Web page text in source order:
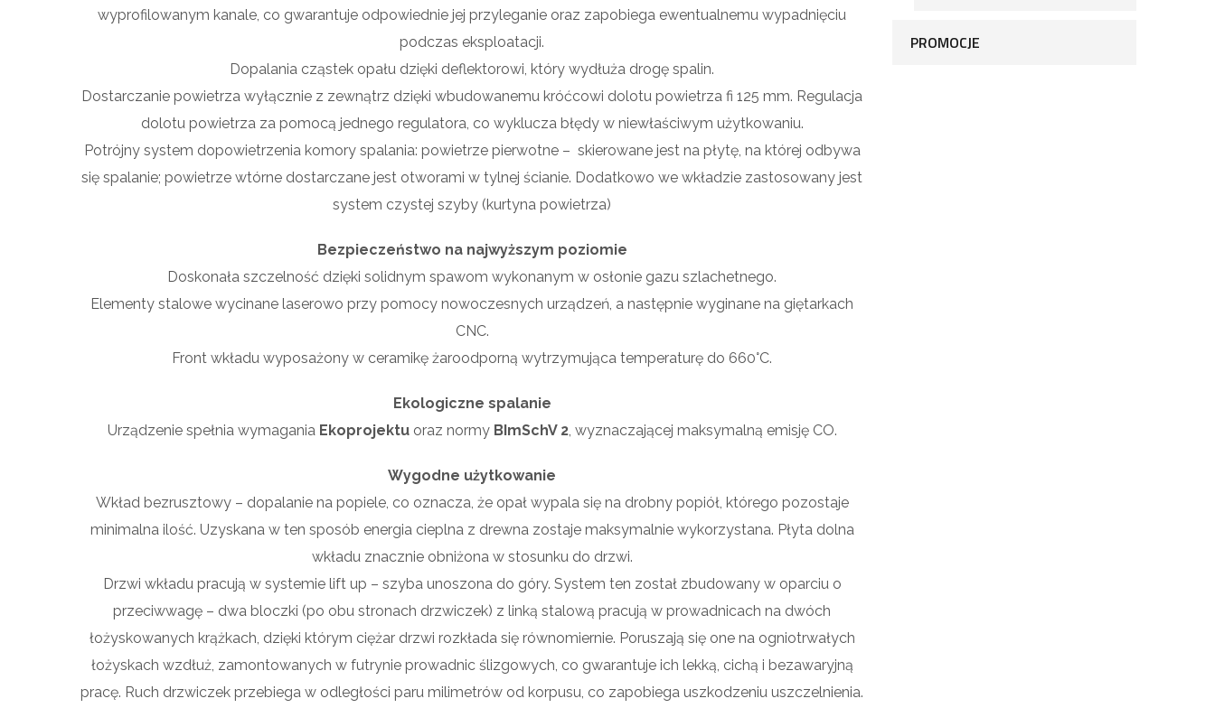
wyprofilowanym kanale, co gwarantuje odpowiednie jej przyleganie oraz zapobiega ewentualnemu wypadnięciu
podczas eksploatacji.
Dopalania cząstek opału dzięki deflektorowi, który wydłuża drogę spalin.
Dostarczanie powietrza wyłącznie z zewnątrz dzięki wbudowanemu króćcowi dolotu powietrza fi 125 mm. Regulacja
dolotu powietrza za pomocą jednego regulatora, co wyklucza błędy w niewłaściwym użytkowaniu.
Potrójny system dopowietrzenia komory spalania: powietrze pierwotne – skierowane jest na płytę, na której odbywa
się spalanie; powietrze wtórne dostarczane jest otworami w tylnej ścianie. Dodatkowo we wkładzie zastosowany jest
system czystej szyby (kurtyna powietrza)
Bezpieczeństwo na najwyższym poziomie
Doskonała szczelność dzięki solidnym spawom wykonanym w osłonie gazu szlachetnego.
Elementy stalowe wycinane laserowo przy pomocy nowoczesnych urządzeń, a następnie wyginane na giętarkach
CNC.
Front wkładu wyposażony w ceramikę żaroodporną wytrzymująca temperaturę do 660°C.
Ekologiczne spalanie
Urządzenie spełnia wymagania Ekoprojektuoraz normy BImSchV 2, wyznaczającej maksymalną emisję CO.
Wygodne użytkowanie
Wkład bezrusztowy – dopalanie na popiele, co oznacza, że opał wypala się na drobny popiół, którego pozostaje
minimalna ilość. Uzyskana w ten sposób energia cieplna z drewna zostaje maksymalnie wykorzystana. Płyta dolna
wkładu znacznie obniżona w stosunku do drzwi.
Drzwi wkładu pracują w systemie lift up – szyba unoszona do góry. System ten został zbudowany w oparciu o
przeciwwagę – dwa bloczki (po obu stronach drzwiczek) z linką stalową pracują w prowadnicach na dwóch
łożyskowanych krążkach, dzięki którym ciężar drzwi rozkłada się równomiernie. Poruszają się one na ogniotrwałych
łożyskach wzdłuż, zamontowanych w futrynie prowadnic ślizgowych, co gwarantuje ich lekką, cichą i bezawaryjną
pracę. Ruch drzwiczek przebiega w odległości paru milimetrów od korpusu, co zapobiega uszkodzeniu uszczelnienia.
PROMOCJE